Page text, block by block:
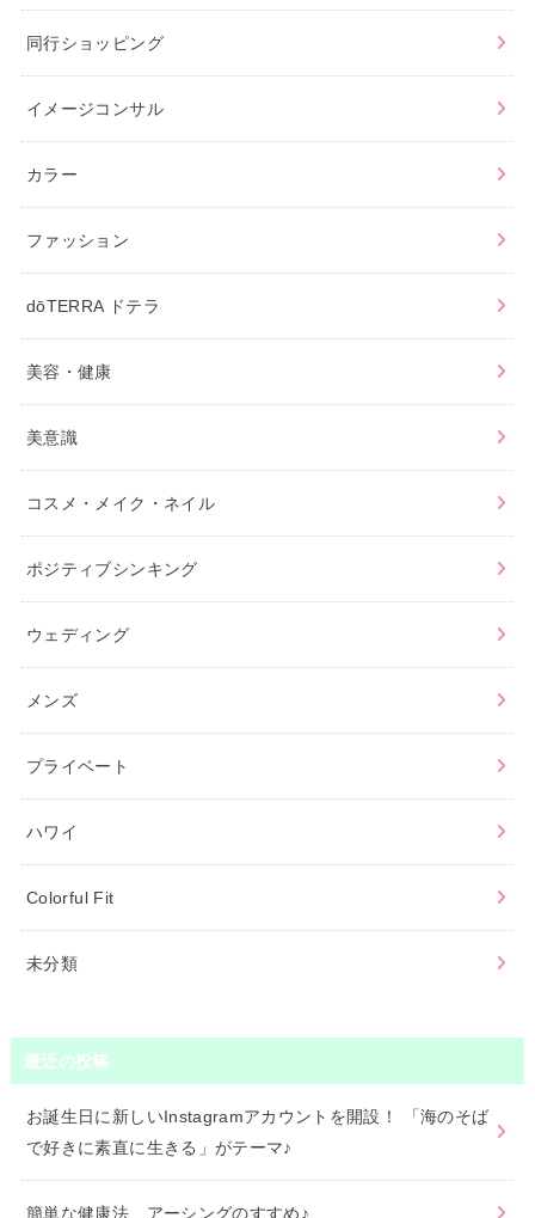
同行ショッピング
イメージコンサル
カラー
ファッション
dōTERRA ドテラ
美容・健康
美意識
コスメ・メイク・ネイル
ポジティブシンキング
ウェディング
メンズ
プライベート
ハワイ
Colorful Fit
未分類
最近の投稿
お誕生日に新しいInstagramアカウントを開設！ 「海のそば
で好きに素直に生きる」がテーマ♪
簡単な健康法 アーシングのすすめ♪